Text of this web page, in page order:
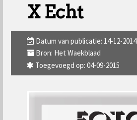
X Echt
Datum van publicatie: 14-12-2014
Bron: Het Waekblaad
Toegevoegd op: 04-09-2015